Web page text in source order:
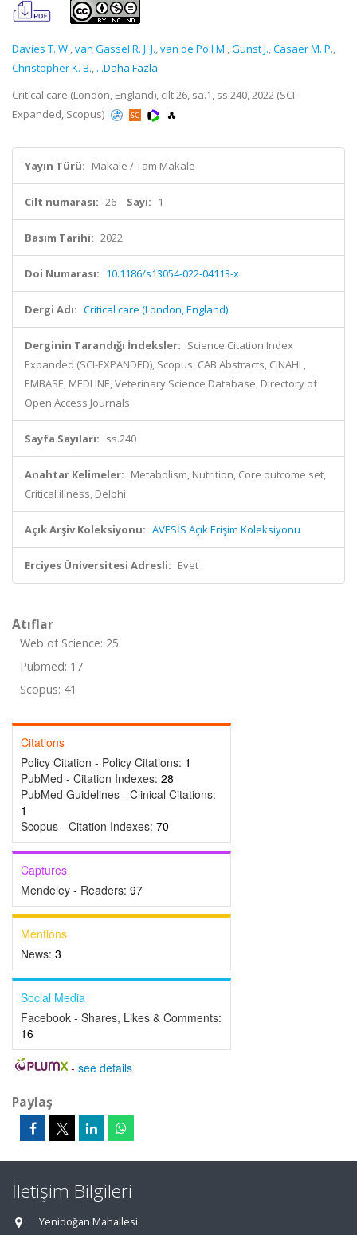
Davies T. W.,van Gassel R. J. J.,van de Poll M.,Gunst J.,Casaer M. P.,
Christopher K. B., ...Daha Fazla
Critical care (London, England), cilt.26, sa.1, ss.240, 2022 (SCI-
Expanded, Scopus)
Yayın Türü: Makale / Tam Makale
Cilt numarası: 26 Sayı: 1
Basım Tarihi: 2022
Doi Numarası: 10.1186/s13054-022-04113-x
Dergi Adı: Critical care (London, England)
Derginin Tarandığı İndeksler: Science Citation Index
Expanded (SCI-EXPANDED), Scopus, CAB Abstracts, CINAHL,
EMBASE, MEDLINE, Veterinary Science Database, Directory of
Open Access Journals
Sayfa Sayıları: ss.240
Anahtar Kelimeler: Metabolism, Nutrition, Core outcome set,
Critical illness, Delphi
Açık Arşiv Koleksiyonu: AVESİS Açık Erişim Koleksiyonu
Erciyes Üniversitesi Adresli: Evet
Atıflar
Web of Science: 25
Pubmed: 17
Scopus: 41
Citations
Policy Citation - Policy Citations: 1
PubMed - Citation Indexes: 28
PubMed Guidelines - Clinical Citations:
1
Scopus - Citation Indexes: 70
Captures
Mendeley - Readers: 97
Mentions
News: 3
Social Media
Facebook - Shares, Likes & Comments:
16
- see details
Paylaş
İletişim Bilgileri
Yenidoğan Mahallesi